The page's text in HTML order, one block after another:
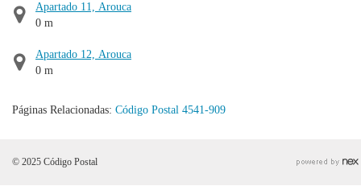
Apartado 11, Arouca
0 m
Apartado 12, Arouca
0 m
Páginas Relacionadas: Código Postal 4541-909
© 2025 Código Postal